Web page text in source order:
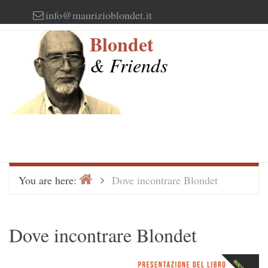
to
info@maurizioblondet.it
Blondet
& Friends
You are here: HomeDove incontrare Blondet
Dove incontrare Blondet